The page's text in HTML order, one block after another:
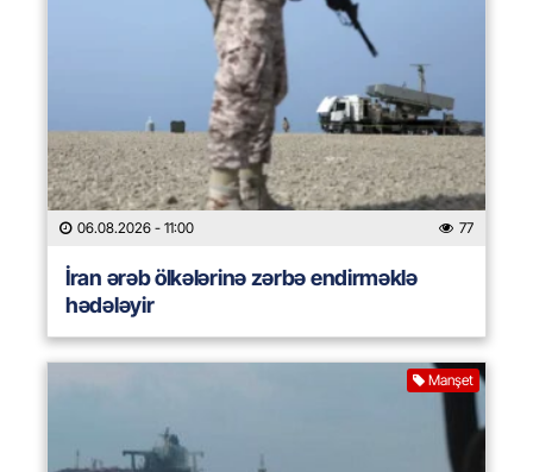
06.08.2026 - 11:00 77
İran ərəb ölkələrinə zərbə endirməklə
hədələyir
Manşet